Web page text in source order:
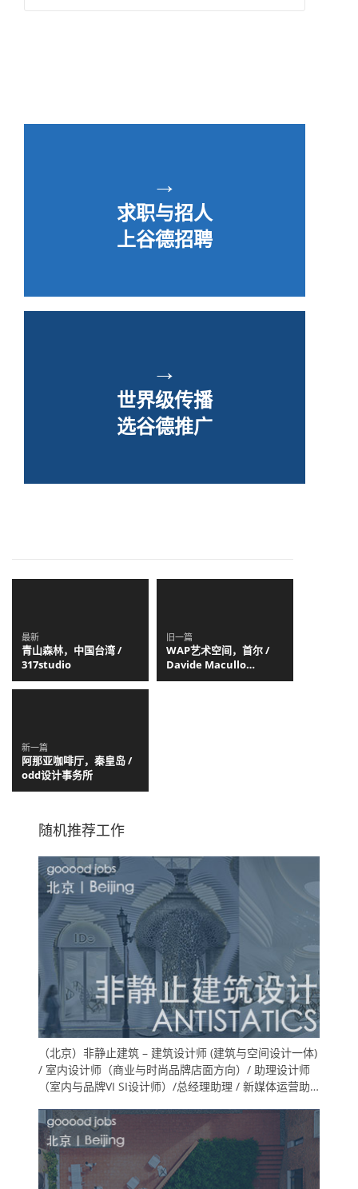
→
求职与招人
上谷德招聘
→
世界级传播
选谷德推广
最新
青山森林，中国台湾 /
317studio
旧一篇
WAP艺术空间，首尔 /
Davide Macullo
Architects
新一篇
阿那亚咖啡厅，秦皇岛 /
odd设计事务所
随机推荐工作
（北京）非静止建筑 – 建筑设计师 (建筑与空间设计一体)
/ 室内设计师（商业与时尚品牌店面方向）/ 助理设计师
（室内与品牌VI SI设计师）/总经理助理 / 新媒体运营助